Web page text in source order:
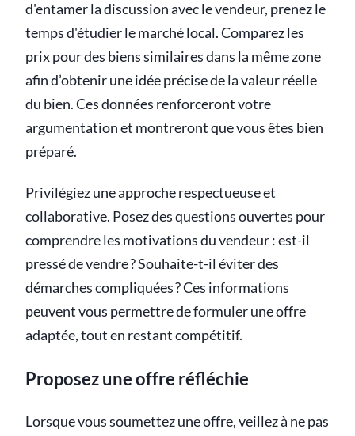
d'entamer la discussion avec le vendeur, prenez le
temps d'étudier le marché local. Comparez les
prix pour des biens similaires dans la même zone
afin d’obtenir une idée précise de la valeur réelle
du bien. Ces données renforceront votre
argumentation et montreront que vous êtes bien
préparé.
Privilégiez une approche respectueuse et
collaborative. Posez des questions ouvertes pour
comprendre les motivations du vendeur : est-il
pressé de vendre ? Souhaite-t-il éviter des
démarches compliquées ? Ces informations
peuvent vous permettre de formuler une offre
adaptée, tout en restant compétitif.
Proposez une offre réfléchie
Lorsque vous soumettez une offre, veillez à ne pas